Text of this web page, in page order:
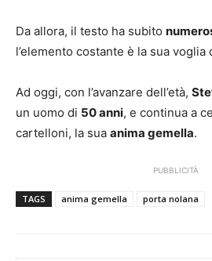
Da allora, il testo ha subito
l’elemento costante è la sua voglia
Ad oggi, con l’avanzare dell’età,
un uomo di 50 anni, e continua a
cartelloni, la sua anima gemella.
PUBBLICITÀ
TAGS anima gemella porta nolana